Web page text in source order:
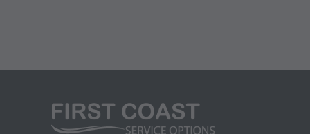
contenido de este